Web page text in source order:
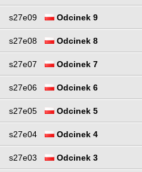
s27e09 Odcinek 9
s27e08 Odcinek 8
s27e07 Odcinek 7
s27e06 Odcinek 6
s27e05 Odcinek 5
s27e04 Odcinek 4
s27e03 Odcinek 3